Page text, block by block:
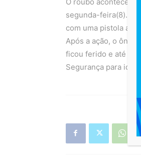
segunda-feira(8).
com uma pistola
Após a ação, o
ficou ferido e até o
Segurança para